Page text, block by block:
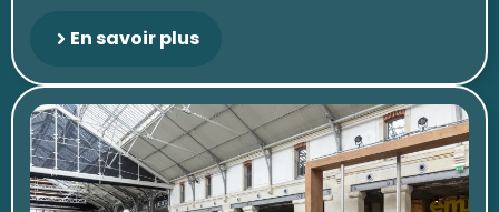
En savoir plus